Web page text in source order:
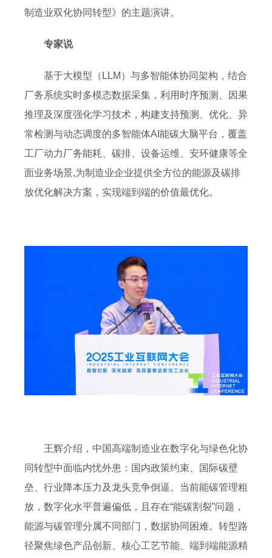
制造业双化协同转型》的主题演讲。
专家说
基于大模型（LLM）与多智能体协同架构，结合
厂务系统实时多模态数据采集，利用时序预测、因果
推理及深度强化学习技术，构建支持预测、优化、异
常检测与动态调度的多智能体AI能碳大脑平台，覆盖
工厂动力厂务能耗、碳排、设备运维、安环健康等全
面业务场景,为制造业企业提供全方位的能源及碳排
放优化解决方案，实现端到端的价值最优化。
王辉介绍，中国高端制造业在数字化与绿色化协
同转型中面临内忧外患：国内政策约束、国际碳壁
垒、行业降本压力及龙头竞争倒逼。当前能碳管理粗
放，数字化水平普遍偏低，且存在“能碳割裂”问题，
能源与碳管理分属不同部门，数据协同困难。转型路
径聚焦绿色产品创新、核心工艺节能、端到端能源精